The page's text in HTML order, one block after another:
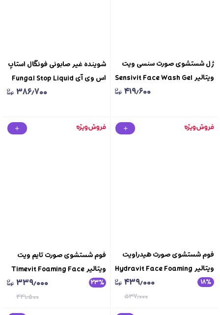
ژل شستشوی صورت سنسی ویت
ویتالیر Sensivit Face Wash Gel
۴۱۹٫۶۰۰
شوینده غیر صابونی فونگال استاپ
اس وی آی Fungal Stop Liquid
۳۸۶٫۷۰۰
فوم شستشوی صورت هیدراویت
ویتالیر Hydravit Face Foaming
Wash Vitalayer
۱۸٪ ۴۳۹٫۰۰۰
۵۳۷٫۰۰۰
فوم شستشوی صورت تایم ویت
ویتالیر Timevit Foaming Face
Wash Vitalayer
۲۳٪ ۳۳۹٫۰۰۰
۴۴۱٫۵۰۰